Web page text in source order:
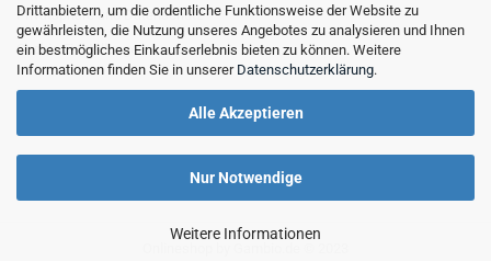
Drittanbietern, um die ordentliche Funktionsweise der Website zu
gewährleisten, die Nutzung unseres Angebotes zu analysieren und Ihnen
ein bestmögliches Einkaufserlebnis bieten zu können. Weitere
Informationen finden Sie in unserer Datenschutzerklärung.
Alle Akzeptieren
Nur Notwendige
Weitere Informationen
Privatsphäre und Datenschutz
Cookie Einstellungen